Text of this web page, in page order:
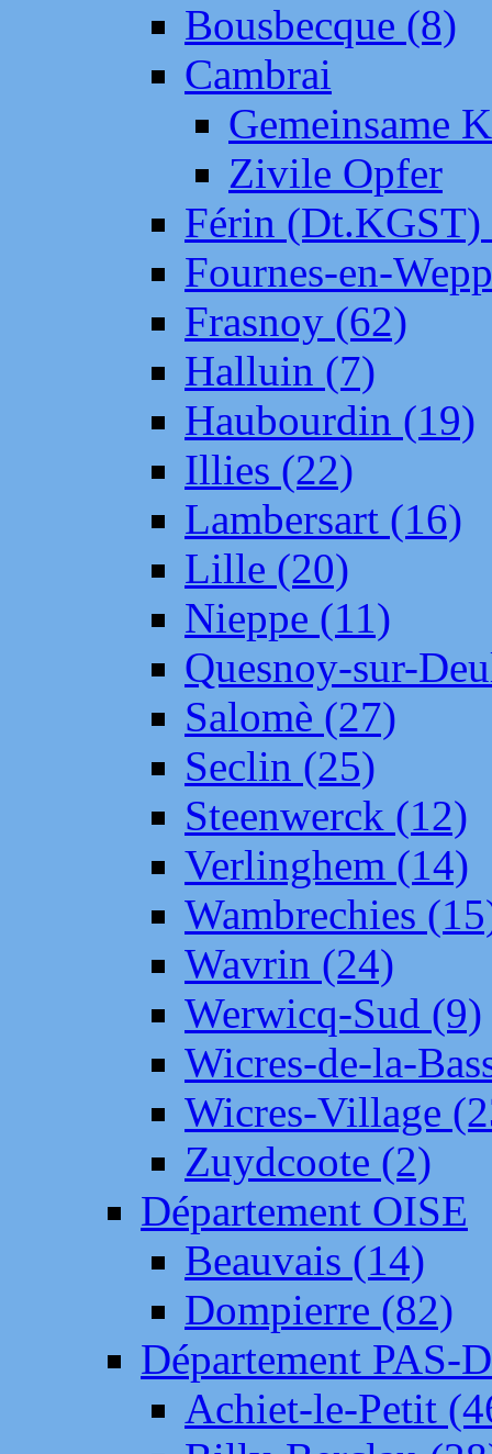
Bousbecque (8)
Cambrai
Gemeinsame
Zivile Opfer
Férin (Dt.KGST)
Fournes-en-
Frasnoy (62)
Halluin (7)
Haubourdin (19)
Illies (22)
Lambersart (16)
Lille (20)
Nieppe (11)
Quesnoy-sur-
Salomè (27)
Seclin (25)
Steenwerck (12)
Verlinghem (14)
Wambrechies
Wavrin (24)
Werwicq-Sud (9)
Wicres-de-la-
Wicres-Village
Zuydcoote (2)
Département OISE
Beauvais (14)
Dompierre (82)
Département PAS-
Achiet-le-Petit